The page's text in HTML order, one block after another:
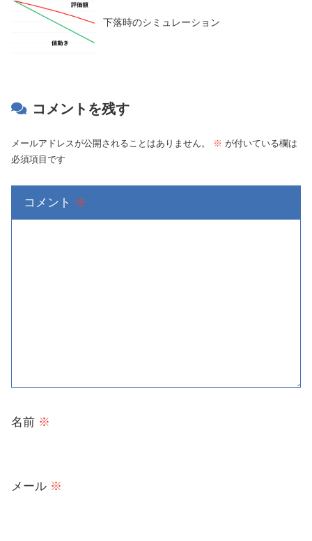
下落時のシミュレーション
コメントを残す
メールアドレスが公開されることはありません。 ※ が付いている欄は
必須項目です
コメント ※
名前 ※
メール ※